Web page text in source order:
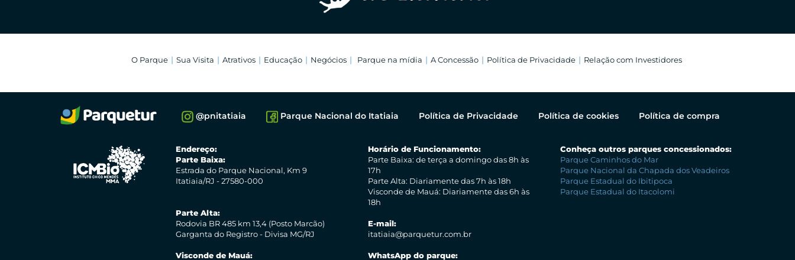
O Parque Sua Visita Atrativos Educação Negócios Parque na mídia A Concessão Política de Privacidade Relação com Investidores
@pnitatiaia Parque Nacional do Itatiaia Política de Privacidade Política de cookies Política de compra
Endereço:
Parte Baixa:
Estrada do Parque Nacional, Km 9
Itatiaia/RJ - 27580-000
Parte Alta:
Rodovia BR 485 km 13,4 (Posto Marcão)
Garganta do Registro - Divisa MG/RJ
Visconde de Mauá:
Horário de Funcionamento:
Parte Baixa: de terça a domingo das 8h às
17h
Parte Alta: Diariamente das 7h às 18h
Visconde de Mauá: Diariamente das 6h às
18h
E-mail:
itatiaia@parquetur.com.br
WhatsApp do parque:
Conheça outros parques concessionados:
Parque Caminhos do Mar
Parque Nacional da Chapada dos Veadeiros
Parque Estadual do Ibitipoca
Parque Estadual do Itacolomi